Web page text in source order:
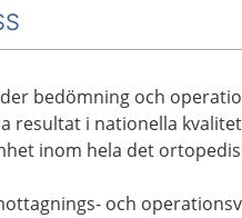
bedömning och
resultat i nationella
inom hela det
och